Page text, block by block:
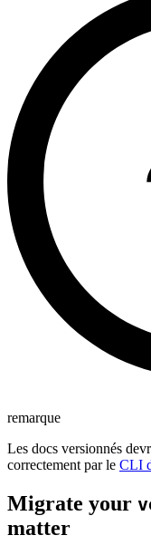
remarque
Les docs versionnés
correctement par le CLI
Migrate your
matter